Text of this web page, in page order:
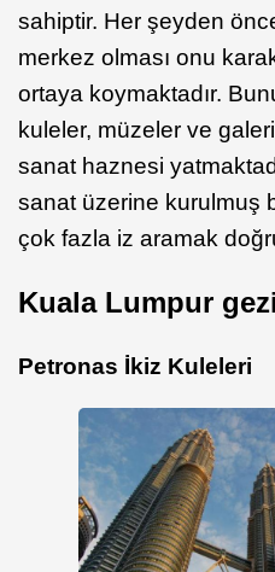
sahiptir. Her şeyden
merkez olması onu
ortaya koymaktadır.
kuleler, müzeler ve
sanat haznesi
sanat üzerine kurulmuş
çok fazla iz aramak
Kuala Lumpur
Petronas İkiz Kuleleri